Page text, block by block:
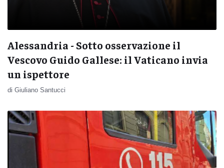
Alessandria - Sotto osservazione il
Vescovo Guido Gallese: il Vaticano invia
un ispettore
di Giuliano Santucci